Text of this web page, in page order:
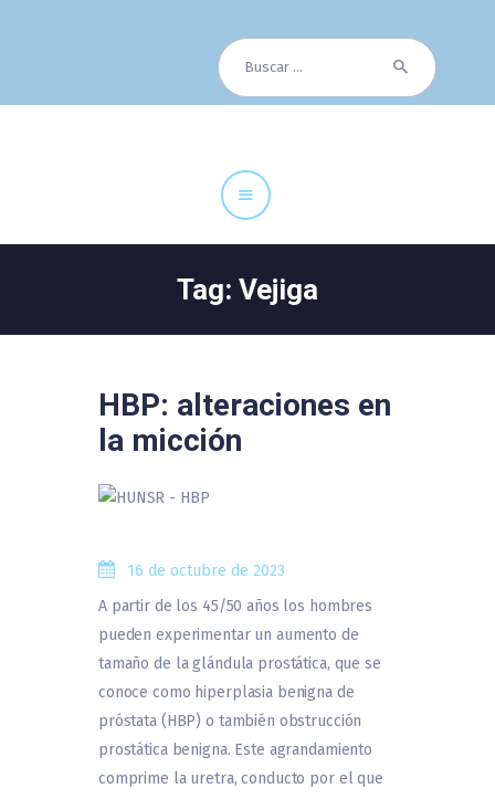
Buscar:
Tag: Vejiga
Cuadro Médico
Especialidades
HBP: alteraciones en
la micción
16 de octubre de 2023
A partir de los 45/50 años los hombres
pueden experimentar un aumento de
tamaño de la glándula prostática, que se
conoce como hiperplasia benigna de
próstata (HBP) o también obstrucción
prostática benigna. Este agrandamiento
comprime la uretra, conducto por el que